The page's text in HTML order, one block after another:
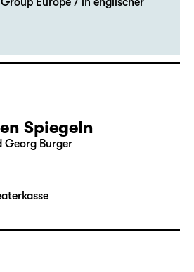
Europe / in englischer
Spiegeln
Burger